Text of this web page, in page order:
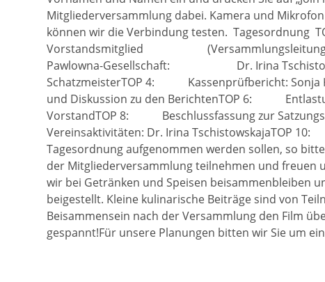
Mitgliederversammlung dabei. Kamera und
können wir die Verbindung testen.
Vorstandsmitglied
Pawlowna-Gesellschaft: Dr. Irina
SchatzmeisterTOP 4: Kassenprüfbericht: Sonja
und Diskussion zu den BerichtenTOP 6:
VorstandTOP 8: Beschlussfassung zur
Vereinsaktivitäten: Dr. Irina TschistowskajaTOP
Tagesordnung aufgenommen werden sollen, so
der Mitgliederversammlung teilnehmen und freuen
wir bei Getränken und Speisen beisammenbleiben
beigestellt. Kleine kulinarische Beiträge sind von
Beisammensein nach der Versammlung den Film
gespannt!Für unsere Planungen bitten wir Sie um